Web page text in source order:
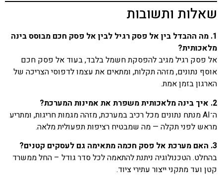
שאלות ותשובות
1. מה ההבדל בין אל פסק רגיל לבין אל פסק חכם מבוסס בינה
מלאכותית?
אל פסק רגיל מגיב להפסקת חשמל בלבד, בעוד אל פסק חכם
אוסף נתונים, מזהה תקלות, ומתאים את עצמו לדפוסי הצריכה של
הארגון בזמן אמת.
2. איך בינה מלאכותית משפרת את אמינות המערכת?
ה־AI מנתח נתונים מכל רכיב במערכת, מזהה מגמות חריגות, ומתריע
מראש לפני תקלה — מה שמבטיח רציפות תפעולית מלאה.
3. האם מערכת אל פסק חכמה מתאימה גם לעסקים קטנים?
בהחלט. הטכנולוגיה ניתנת להתאמה לכל סדר גודל – החל ממשרד
קטן ועד מתקני ייצור עתירי ציוד.